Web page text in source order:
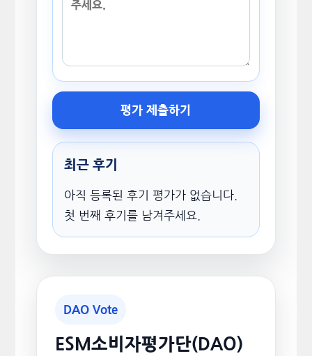
평가 제출하기
최근 후기
아직 등록된 후기 평가가 없습니다.
첫 번째 후기를 남겨주세요.
DAO Vote
ESM소비자평가단(DAO)